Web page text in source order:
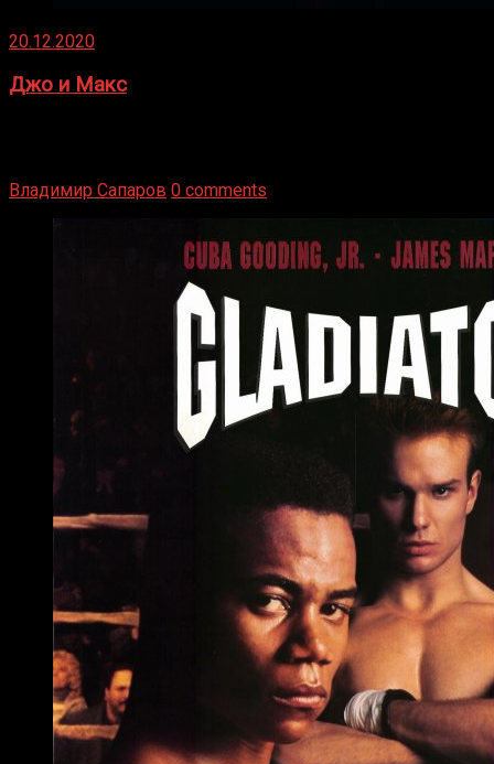
20.12.2020
Джо и Макс
Владимир Сапаров 0 comments